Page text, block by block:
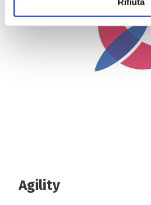
funzionamento del sito web,
anonimi e di profilazione, anche
effettuare analisi statistiche e
pubblicità, anche personalizzata.
analitici e di profilazione, clicca
Agility